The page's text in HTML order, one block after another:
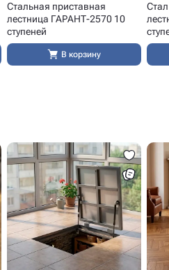
Стальная приставная
лестница ГАРАНТ-2570 10
ступеней
В корзину